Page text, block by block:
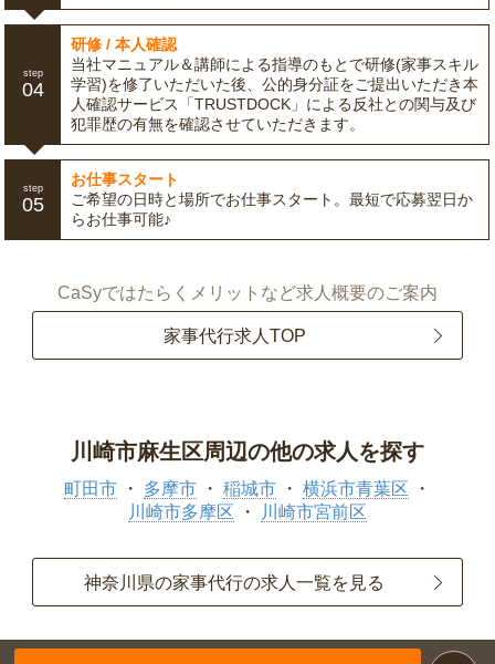
step
04
研修 / 本人確認
当社マニュアル＆講師による指導のもとで研修(家事スキル
学習)を修了いただいた後、公的身分証をご提出いただき本
人確認サービス「TRUSTDOCK」による反社との関与及び
犯罪歴の有無を確認させていただきます。
step
05
お仕事スタート
ご希望の日時と場所でお仕事スタート。最短で応募翌日か
らお仕事可能♪
CaSyではたらくメリットなど求人概要のご案内
家事代行求人TOP
川崎市麻生区周辺の他の求人を探す
町田市 多摩市 稲城市
横浜市青葉区
川崎市多摩区
川崎市宮前区
神奈川県の家事代行の求人一覧を見る